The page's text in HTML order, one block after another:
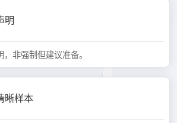
明
非强制但建议准备。
晰样本